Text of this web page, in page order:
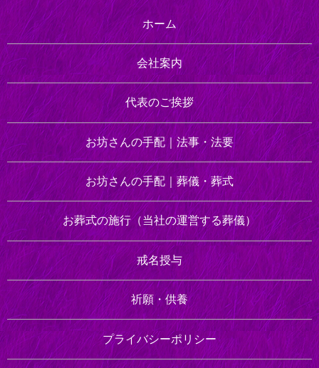
ホーム
会社案内
代表のご挨拶
お坊さんの手配｜法事・法要
お坊さんの手配｜ 葬儀・葬式
お葬式の施行（当社の運営する葬儀）
戒名授与
祈願・供養
プライバシーポリシー